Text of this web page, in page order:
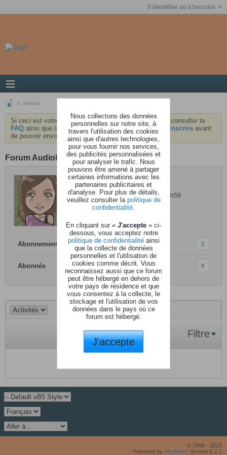
S'identifier ou s'inscrire
lewaks
Si ceci est votre première visite, nous vous invitons à consulter la
FAQ ainsi que la chartedu forum . Vous devrez vous inscrire avant
de pouvoir envoyer des messages.
Forum AudioKeys
lewaks
Dernière activité: 26 février 2013, 02h59
Inscrit: 18 août 2010
Abonnements 1
Abonnés 0
Filtre
© 1998 - 2023
Powered by vBulletin® Version 6.2.2
Nous collectons des données
personnelles sur notre site, à
travers l'utilisation des cookies
ainsi que d'autres technologies,
pour vous fournir nos services,
des publicités personnalisées et
pour analyser le trafic. Nous
pouvons être amené à partager
certaines informations avec les
partenaires publicitaires et
d'analyse. Pour plus de détails,
veuillez consulter la politique de
confidentialité
En cliquant sur « J'accepte » ci-
dessous, vous acceptez notre
politique de confidentialitéainsi
que la collecte de données
personnelles et l'utilisation de
cookies comme décrit. Vous
reconnaissez aussi que ce forum
peut être hébergé en dehors de
votre pays de résidence et que
vous consentez à la collecte, le
stockage et l'utilisation de vos
données dans le pays où ce
forum est hébergé.
J'accepte